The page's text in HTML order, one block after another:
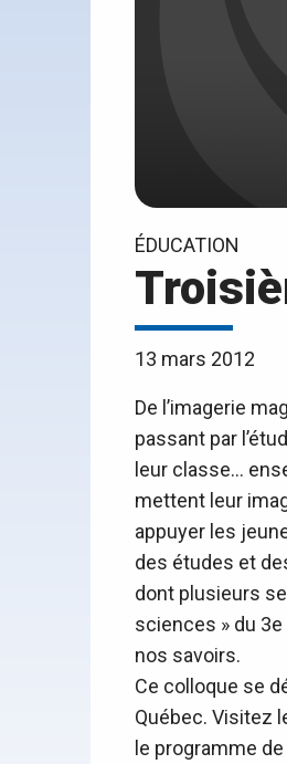
ÉDUCATION
13 mars 2012
De l’imagerie
passant par
leur classe…
mettent leur
appuyer les
des études et
dont plusieurs
sciences » du
nos savoirs.
Ce colloque se
Québec. Visitez
le programme